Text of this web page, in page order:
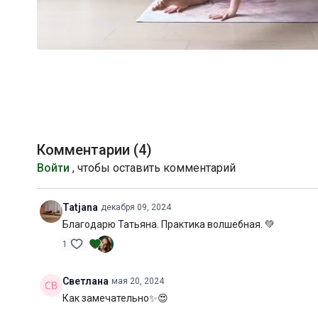
Комментарии (4)
Войти , чтобы оставить комментарий
Tatjana декабря 09, 2024
Благодарю Татьяна. Практика волшебная. 💚
1
Светлана мая 20, 2024
Как замечательно✨😍